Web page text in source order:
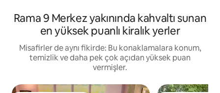
Rama 9 Merkez yakınında kahvaltı sunan
en yüksek puanlı kiralık yerler
Misafirler de aynı fikirde: Bu konaklamalara konum,
temizlik ve daha pek çok açıdan yüksek puan
vermişler.